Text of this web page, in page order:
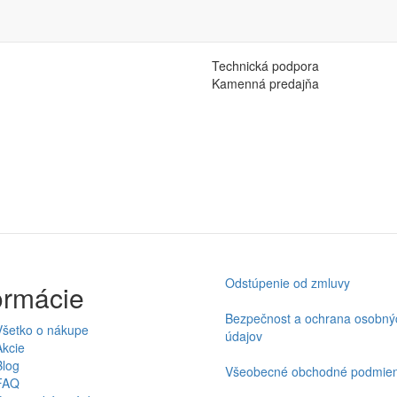
Technická podpora
Kamenná predajňa
o nákupe
Odstúpenie od zmluvy
Bezpečnost a ochrana
údajov
Všeobecné obchodné